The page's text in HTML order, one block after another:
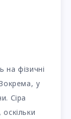
фізичні
у
Сіра